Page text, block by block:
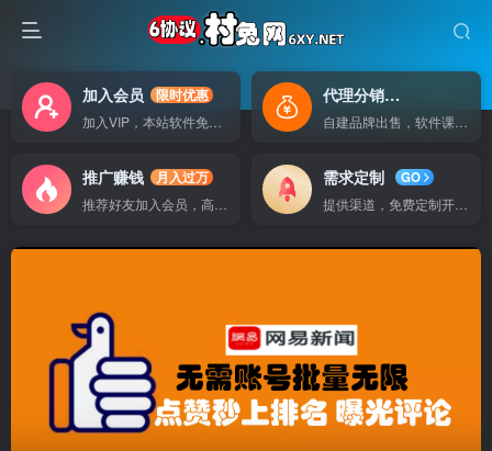
加入会员
限时优惠
代理分销自己做老板
推广赚钱
月入过万
需求定制
GO